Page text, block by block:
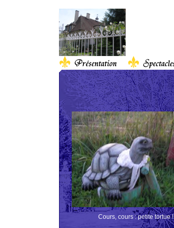
Cours, cours : petite tortue !